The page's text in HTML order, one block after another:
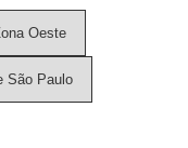
Oeste
São Paulo